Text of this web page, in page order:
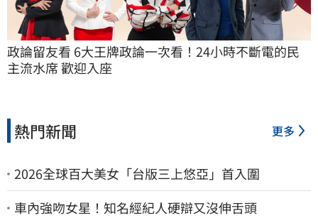
政論留友看 6大王牌政論一次看！24小時不斷電的民
主流水席 歡迎入座
熱門新聞 更多
2026全球百大美女「台版三上悠亞」首入圍
車內強吻女星！知名經紀人硬辯又沒伸舌頭